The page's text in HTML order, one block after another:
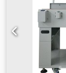
350/450кг.
ціни на нові
обладнання.
пакування. - На
машин,
під
близько 3